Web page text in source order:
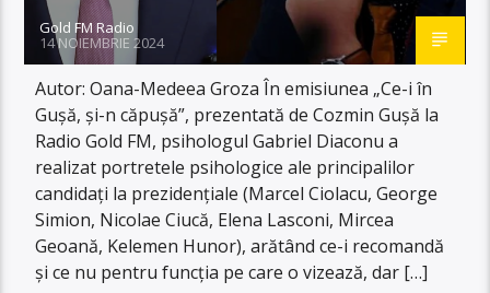
Gold FM Radio
14 NOIEMBRIE 2024
Autor: Oana-Medeea Groza În emisiunea „Ce-i în
Gușă, și-n căpușă”, prezentată de Cozmin Gușă la
Radio Gold FM, psihologul Gabriel Diaconu a
realizat portretele psihologice ale principalilor
candidați la prezidențiale (Marcel Ciolacu, George
Simion, Nicolae Ciucă, Elena Lasconi, Mircea
Geoană, Kelemen Hunor), arătând ce-i recomandă
și ce nu pentru funcția pe care o vizează, dar […]